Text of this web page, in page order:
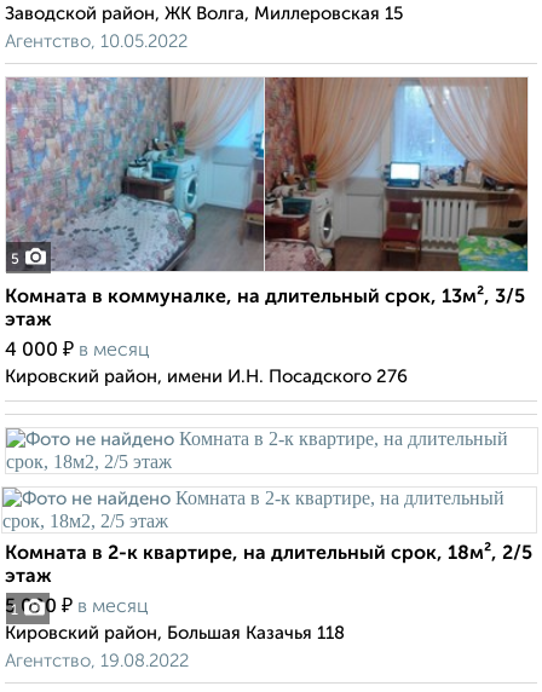
Заводской район, ЖК Волга, Миллеровская 15
Агентство, 10.05.2022
5
Комната в коммуналке, на длительный срок, 13м², 3/5
этаж
4 000 ₽ в месяц
Кировский район, имени И.Н. Посадского 276
1
Комната в 2-к квартире, на длительный срок, 18м², 2/5
этаж
5 000 ₽ в месяц
Кировский район, Большая Казачья 118
Агентство, 19.08.2022